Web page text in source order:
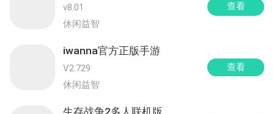
v8.01
休闲益智
查看
iwanna官方正版手游
V2.729
休闲益智
查看
生存战争2多人联机版